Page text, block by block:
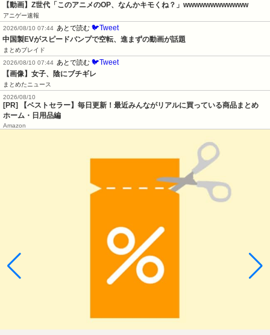
【動画】Z世代「このアニメのOP、なんかキモくね？」wwwwwwwwwwww
アニゲー速報
2026/08/10 07:44 あとで読む 🐦Tweet
中国製EVがスピードバンプで空転、進まずの動画が話題
まとめブレイド
2026/08/10 07:44 あとで読む 🐦Tweet
【画像】女子、陰にブチギレ
まとめたニュース
2026/08/10
[PR] 【ベストセラー】毎日更新！最近みんながリアルに買っている商品まとめ
ホーム・日用品編
Amazon